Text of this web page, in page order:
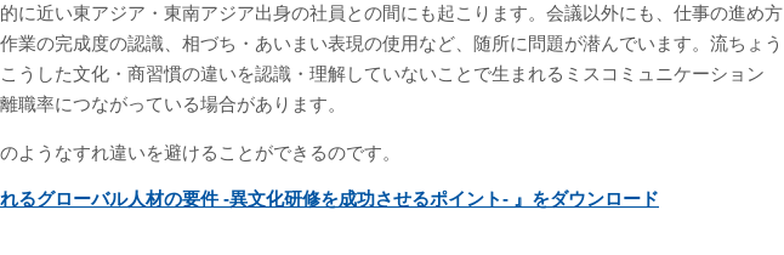
に近い東アジア・東南アジア出身の社員との間にも起こります。会議以外にも、仕事の進め方
作業の完成度の認識、相づち・あいまい表現の使用など、随所に問題が潜んでいます。流ちょう
うした文化・商習慣の違いを認識・理解していないことで生まれるミスコミュニケーション
職率につながっている場合があります。
ようなすれ違いを避けることができるのです。
るグローバル人材の要件 -異文化研修を成功させるポイント- 』をダウンロード